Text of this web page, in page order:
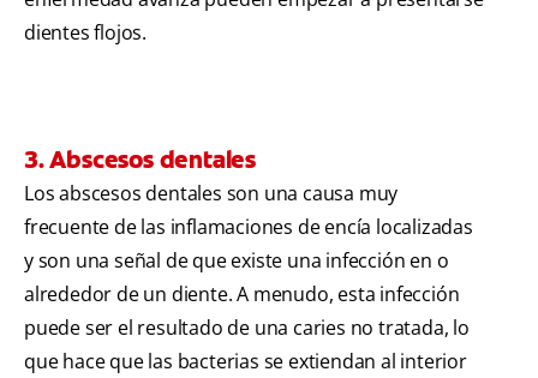
dientes flojos.
3. Abscesos dentales
Los abscesos dentales son una causa muy
frecuente de las inflamaciones de encía localizadas
y son una señal de que existe una infección en o
alrededor de un diente. A menudo, esta infección
puede ser el resultado de una caries no tratada, lo
que hace que las bacterias se extiendan al interior